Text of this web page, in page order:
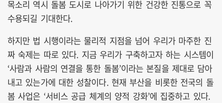
목소리 역시 돌봄 도시로 나아가기 위한 건강한 진통으로 꼭
수용되길 기대한다.
하지만 법 시행이라는 물리적 지점을 넘어 우리가 마주한 진
짜 숙제는 따로 있다. 지금 우리가 구축하고자 하는 시스템이
‘사람과 사람의 연결을 통한 돌봄’이라는 본질을 제대로 담아
내고 있는가에 대한 성찰이다. 현재 부산을 비롯한 전국의 돌
봄 사업은 ‘서비스 공급 체계의 양적 강화’에 집중하고 있다.